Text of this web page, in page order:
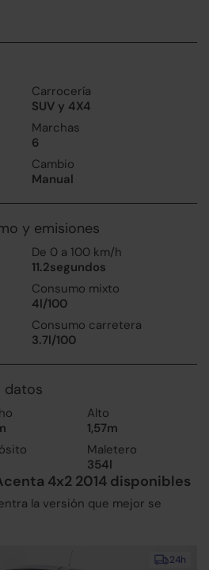
Carrocería
SUV y 4X4
Marchas
6
Cambio
Manual
y emisiones
De 0 a 100 km/h
11.2segundos
Consumo mixto
4l/100
Consumo carretera
3.7l/100
datos
Alto
1,57m
Maletero
354l
4x2 2014 disponibles
la versión que mejor se
24h